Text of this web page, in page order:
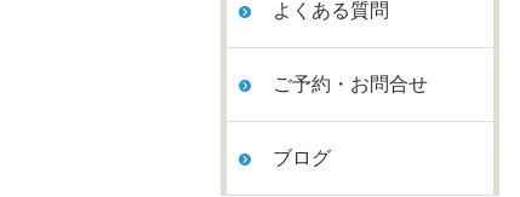
よくある質問
ご予約・お問合せ
ブログ